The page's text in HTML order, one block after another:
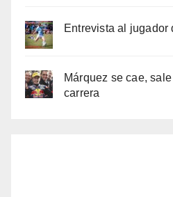
Entrevista al jugador
Márquez se cae,
carrera